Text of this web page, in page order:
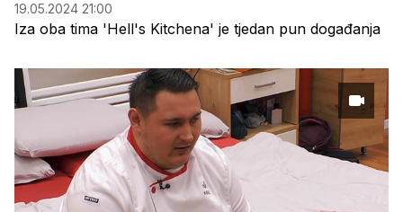
19.05.2024 21:00
Iza oba tima 'Hell's Kitchena' je tjedan pun događanja